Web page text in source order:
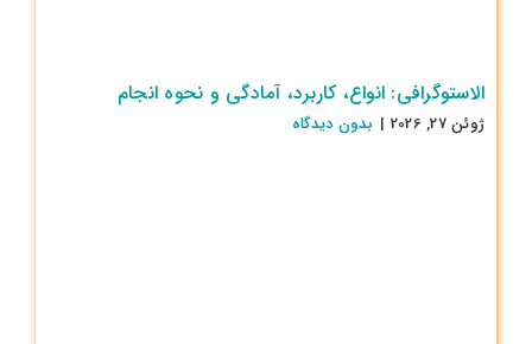
الاستوگرافی: انواع، کاربرد، آمادگی و نحوه انجام
ژوئن 27, 2026 | بدون ديدگاه